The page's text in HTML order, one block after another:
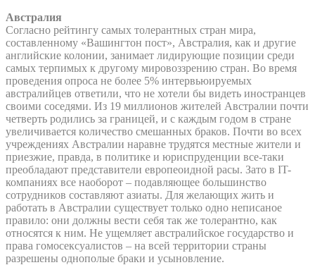
Австралия
Согласно рейтингу самых толерантных стран мира,
составленному «Вашингтон пост», Австралия, как и другие
английские колонии, занимает лидирующие позиции среди
самых терпимых к другому мировоззрению стран. Во время
проведения опроса не более 5% интервьюируемых
австралийцев ответили, что не хотели бы видеть иностранцев
своими соседями. Из 19 миллионов жителей Австралии почти
четверть родились за границей, и с каждым годом в стране
увеличивается количество смешанных браков. Почти во всех
учреждениях Австралии наравне трудятся местные жители и
приезжие, правда, в политике и юриспруденции все-таки
преобладают представители европеоидной расы. Зато в IT-
компаниях все наоборот – подавляющее большинство
сотрудников составляют азиаты. Для желающих жить и
работать в Австралии существует только одно неписаное
правило: они должны вести себя так же толерантно, как
относятся к ним. Не ущемляет австралийское государство и
права гомосексуалистов – на всей территории страны
разрешены однополые браки и усыновление.